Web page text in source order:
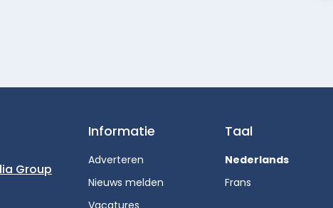
Group
Informatie
Adverteren
Nieuws melden
Vacatures
Taal
Nederlands
Frans